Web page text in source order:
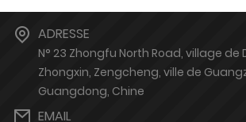
ADRESSE
N° 23 Zhongfu North Road, village de
Zhongxin, Zengcheng, ville de
Guangdong, Chine
EMAIL